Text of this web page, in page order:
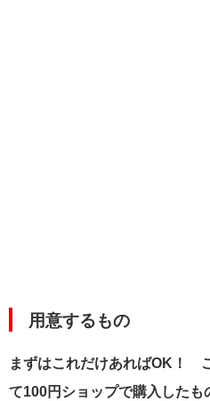
用意するもの
まずはこれだけあればOK！
て100円ショップで購入したも